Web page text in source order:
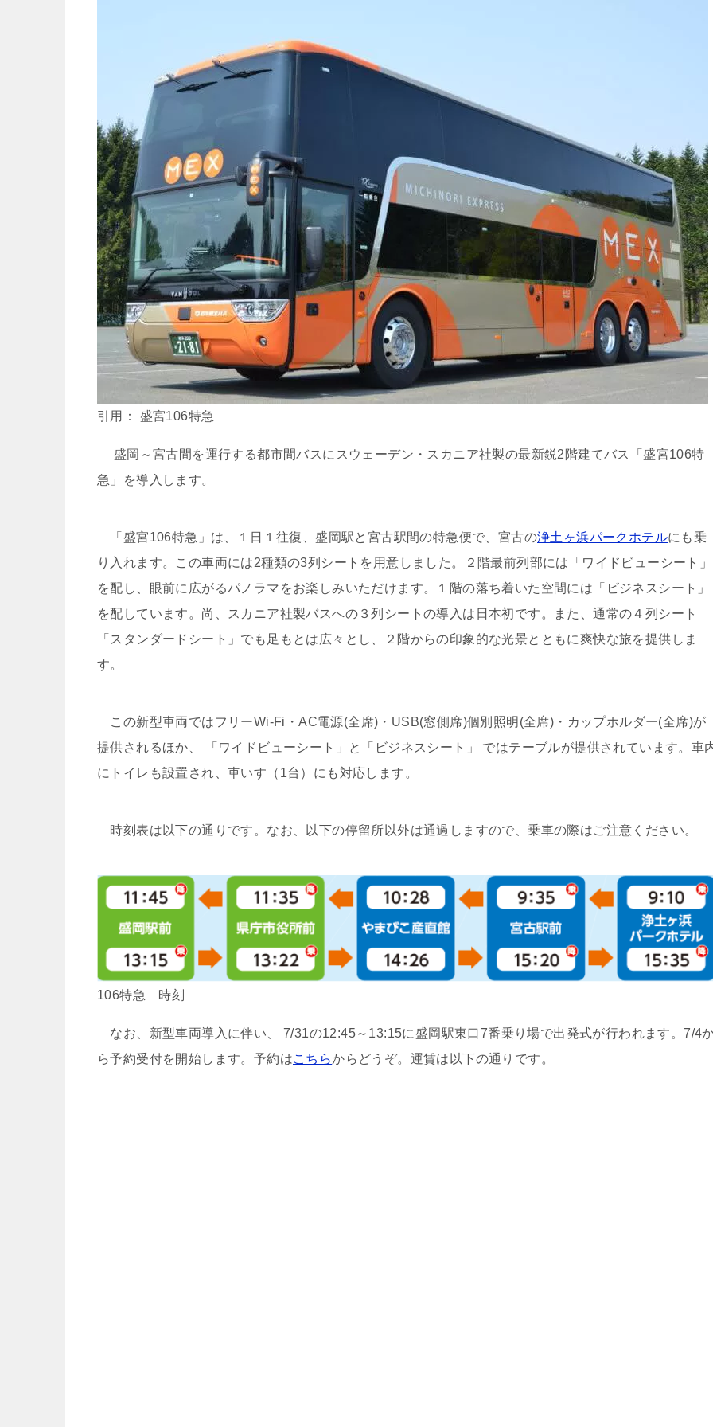
引用： 盛宮106特急
盛岡～宮古間を運行する都市間バスにスウェーデン・スカニア社製の最新鋭2階建てバス「盛宮106特
急」を導入します。
「盛宮106特急」は、１日１往復、盛岡駅と宮古駅間の特急便で、宮古の浄土ヶ浜パークホテルにも乗
り入れます。この車両には2種類の3列シートを用意しました。２階最前列部には「ワイドビューシート」
を配し、眼前に広がるパノラマをお楽しみいただけます。１階の落ち着いた空間には「ビジネスシート」
を配しています。尚、スカニア社製バスへの３列シートの導入は日本初です。また、通常の４列シート
「スタンダードシート」でも足もとは広々とし、２階からの印象的な光景とともに爽快な旅を提供しま
す。
この新型車両ではフリーWi-Fi・AC電源(全席)・USB(窓側席)個別照明(全席)・カップホルダー(全席)が
提供されるほか、 「ワイドビューシート」と「ビジネスシート」 ではテーブルが提供されています。車
にトイレも設置され、車いす（1台）にも対応します。
時刻表は以下の通りです。なお、以下の停留所以外は通過しますので、乗車の際はご注意ください。
106特急 時刻
なお、新型車両導入に伴い、 7/31の12:45～13:15に盛岡駅東口7番乗り場で出発式が行われます。7/4
ら予約受付を開始します。予約はこちらからどうぞ。運賃は以下の通りです。